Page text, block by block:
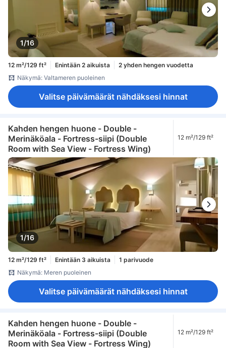
1/16
12 m²/129 ft² Enintään 2 aikuista
2 yhden hengen vuodetta
Näkymä: Valtameren puoleinen
Valitse päivämäärät nähdäksesi hinnat
Kahden hengen huone - Double -
Merinäköala - Fortress-siipi (Double
Room with Sea View - Fortress Wing)
12 m²/129 ft²
1/16
12 m²/129 ft² Enintään 3 aikuista
1 parivuode
Näkymä: Meren puoleinen
Valitse päivämäärät nähdäksesi hinnat
Kahden hengen huone - Double -
Merinäköala - Fortress-siipi (Double
Room with Sea View - Fortress Wing)
12 m²/129 ft²